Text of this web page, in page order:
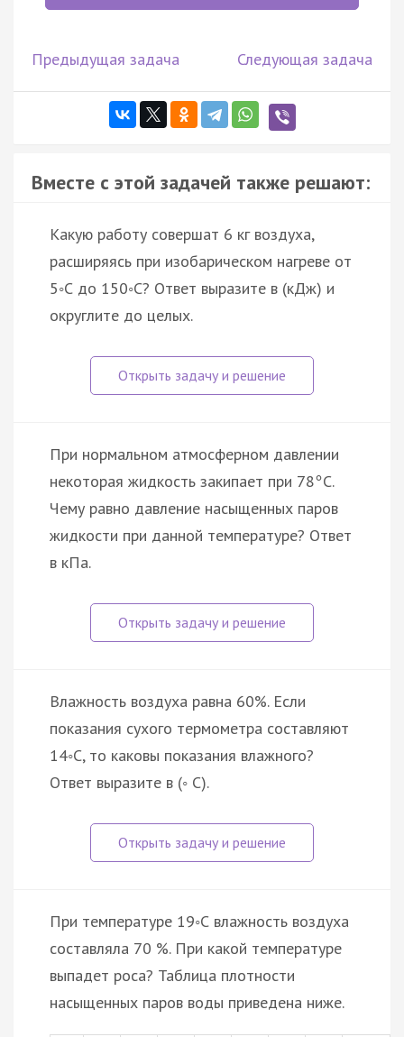
Предыдущая задача Следующая задача
Вместе с этой задачей также решают:
Какую работу совершат 6 кг воздуха,
расширяясь при изобарическом нагреве от
5◦С до 150◦С? Ответ выразите в (кДж) и
округлите до целых.
При нормальном атмосферном давлении
некоторая жидкость закипает при 78°С.
Чему равно давление насыщенных паров
жидкости при данной температуре? Ответ
в кПа.
Влажность воздуха равна 60%. Если
показания сухого термометра составляют
14◦С, то каковы показания влажного?
Ответ выразите в (◦ C).
При температуре 19◦С влажность воздуха
составляла 70 %. При какой температуре
выпадет роса? Таблица плотности
насыщенных паров воды приведена ниже.